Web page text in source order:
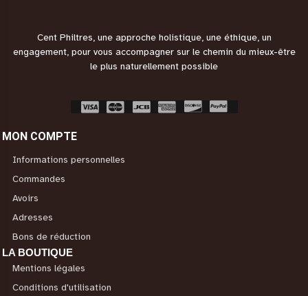
Cent Philtres, une approche holistique, une éthique, un
engagement, pour vous accompagner sur le chemin du mieux-être
le plus naturellement possible
MON COMPTE
Informations personnelles
Commandes
Avoirs
Adresses
Bons de réduction
LA BOUTIQUE
Mentions légales
Conditions d'utilisation